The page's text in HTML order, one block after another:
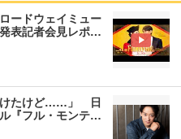
ードウェイミュー
表記者会見レポ…
けたけど……」 日
『フル・モンテ…